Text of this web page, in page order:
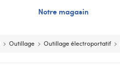
Notre magasin
Outillage Outillage électroportatif